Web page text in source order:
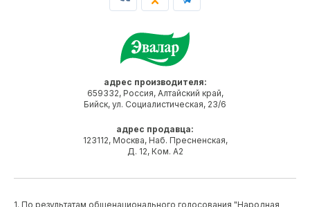
адрес производителя:
659332, Россия, Алтайский край,
Бийск, ул. Социалистическая, 23/6
адрес продавца:
123112, Москва, Наб. Пресненская,
Д. 12, Ком. А2
1. По результатам общенационального голосования "Народная